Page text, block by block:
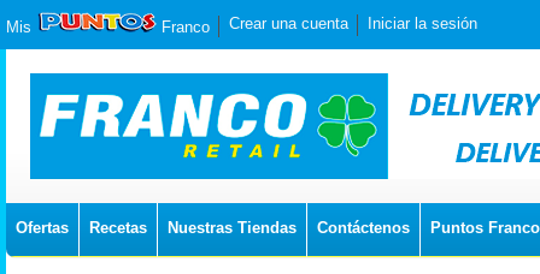
Mis Franco Crear una cuenta Iniciar la sesión
Ofertas Recetas Nuestras Tiendas Contáctenos Puntos Franco